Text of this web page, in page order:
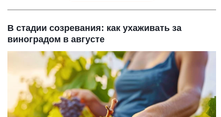
В стадии созревания: как ухаживать за
виноградом в августе